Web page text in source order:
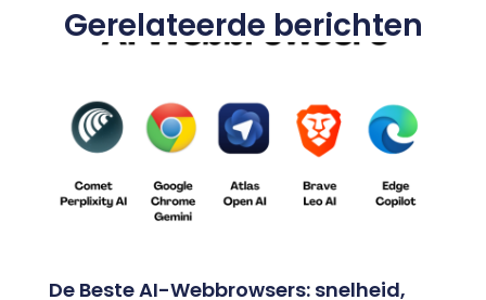
Gerelateerde berichten
De Beste AI-Webbrowsers: snelheid,